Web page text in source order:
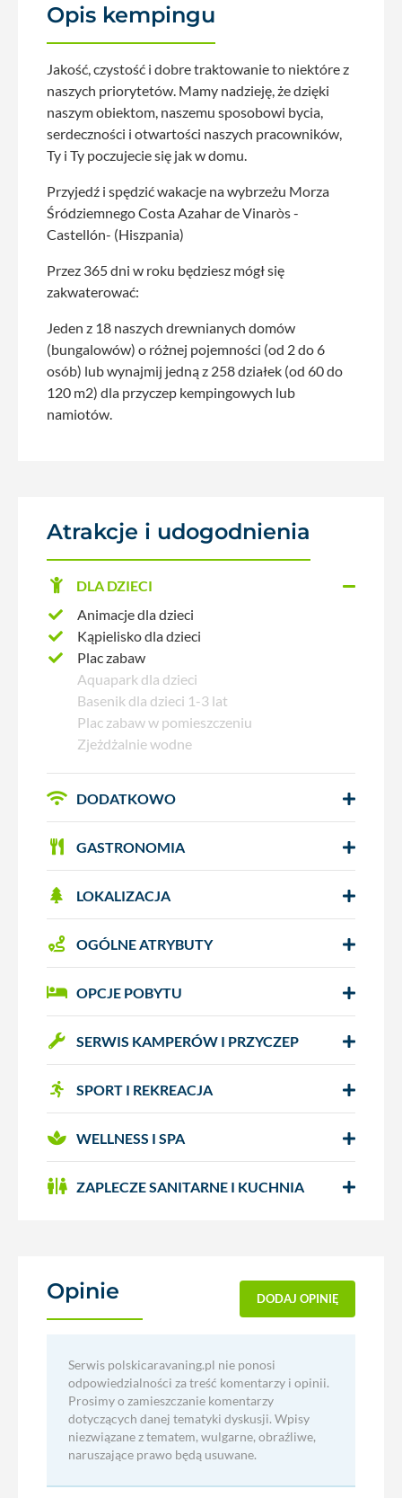
Opis kempingu
Jakość, czystość i dobre traktowanie to niektóre z
naszych priorytetów. Mamy nadzieję, że dzięki
naszym obiektom, naszemu sposobowi bycia,
serdeczności i otwartości naszych pracowników,
Ty i Ty poczujecie się jak w domu.
Przyjedź i spędzić wakacje na wybrzeżu Morza
Śródziemnego Costa Azahar de Vinaròs -
Castellón- (Hiszpania)
Przez 365 dni w roku będziesz mógł się
zakwaterować:
Jeden z 18 naszych drewnianych domów
(bungalowów) o różnej pojemności (od 2 do 6
osób) lub wynajmij jedną z 258 działek (od 60 do
120 m2) dla przyczep kempingowych lub
namiotów.
Atrakcje i udogodnienia
DLA DZIECI
Animacje dla dzieci
Kąpielisko dla dzieci
Plac zabaw
Aquapark dla dzieci
Basenik dla dzieci 1-3 lat
Plac zabaw w pomieszczeniu
Zjeżdżalnie wodne
DODATKOWO
GASTRONOMIA
LOKALIZACJA
OGÓLNE ATRYBUTY
OPCJE POBYTU
SERWIS KAMPERÓW I PRZYCZEP
SPORT I REKREACJA
WELLNESS I SPA
ZAPLECZE SANITARNE I KUCHNIA
Opinie DODAJ OPINIĘ
Serwis polskicaravaning.pl nie ponosi
odpowiedzialności za treść komentarzy i opinii.
Prosimy o zamieszczanie komentarzy
dotyczących danej tematyki dyskusji. Wpisy
niezwiązane z tematem, wulgarne, obraźliwe,
naruszające prawo będą usuwane.